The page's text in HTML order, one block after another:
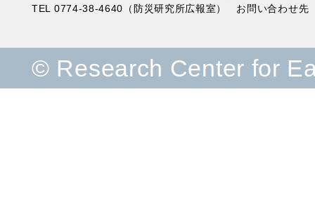
TEL 0774-38-4640（防災研究所広報室） お問い合わせ先
© Research Center for